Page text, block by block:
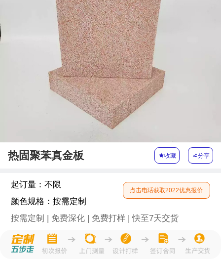
热固聚苯真金板 收藏 分享
起订量：不限
颜色规格：按需定制
按需定制 | 免费深化 | 免费打样 | 快至7天交货
点击电话获取2022优惠报价